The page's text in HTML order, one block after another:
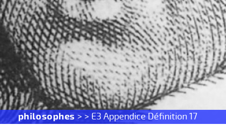
philosophes > > E3 Appendice Définition 17